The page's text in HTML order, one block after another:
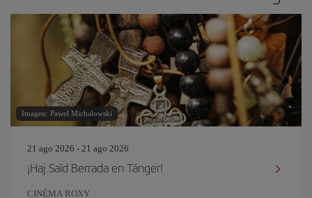
Imagen: Pawel Michalowski
21 ago 2026 - 21 ago 2026
¡Haj Saïd Berrada en Tánger!
CINÉMA ROXY